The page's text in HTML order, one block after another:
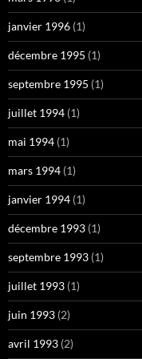
janvier 1996 (1)
décembre 1995 (1)
septembre 1995 (1)
juillet 1994 (1)
mai 1994 (1)
mars 1994 (1)
janvier 1994 (1)
décembre 1993 (1)
septembre 1993 (1)
juillet 1993 (1)
juin 1993 (2)
avril 1993 (2)